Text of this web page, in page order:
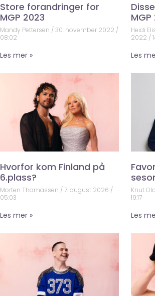
Store forandringer for
MGP 2023
Mandy Pettersen
30. november 2022
08:02
Les mer »
MGP
Heidi
2022
Les
Hvorfor kom Finland på
6.plass?
Morten Thomassen
7. august 2026
05:03
Les mer »
Knut
19:17
Les